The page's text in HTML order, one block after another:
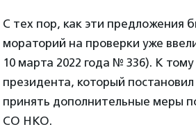
С тех пор, как эти предложения
мораторий на проверки уже
10 марта 2022 года № 336). К
президента, который
принять дополнительные меры
СО НКО.